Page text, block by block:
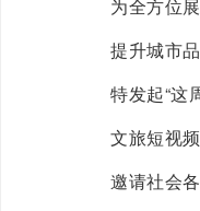
为全方位
提升城市
特发起“这
文旅短视
邀请社会